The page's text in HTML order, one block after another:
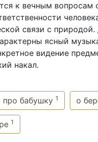
к вечным вопросам
связи с природой.
ясный
видение
накал.
про бабушку 1 о
1